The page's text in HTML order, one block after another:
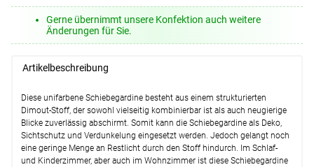
Gerne übernimmt unsere Konfektion auch weitere
Änderungen für Sie.
Artikelbeschreibung
Diese unifarbene Schiebegardine besteht aus einem strukturierten
Dimout-Stoff, der sowohl vielseitig kombinierbar ist als auch neugierige
Blicke zuverlässig abschirmt. Somit kann die Schiebegardine als Deko,
Sichtschutz und Verdunkelung eingesetzt werden. Jedoch gelangt noch
eine geringe Menge an Restlicht durch den Stoff hindurch. Im Schlaf-
und Kinderzimmer, aber auch im Wohnzimmer ist diese Schiebegardine